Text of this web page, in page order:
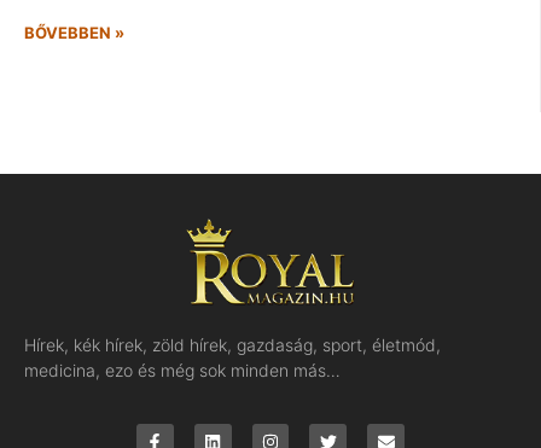
BŐVEBBEN »
Hírek, kék hírek, zöld hírek, gazdaság, sport, életmód,
medicina, ezo és még sok minden más…